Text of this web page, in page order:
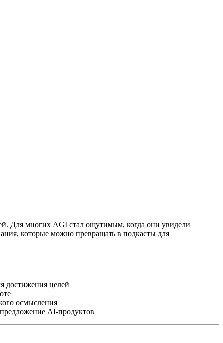
Для многих AGI стал ощутимым, когда они увидели
которые можно превращать в подкасты для
достижения целей
осмысления
AI-продуктов